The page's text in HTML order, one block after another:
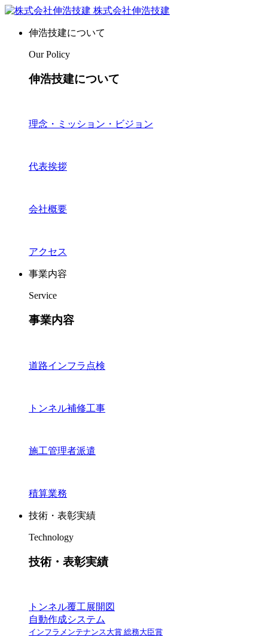
株式会社伸浩技建
伸浩技建について
Our Policy
伸浩技建について
理念・ミッション・ビジョン
代表挨拶
会社概要
アクセス
事業内容
Service
事業内容
道路インフラ点検
トンネル補修工事
施工管理者派遣
積算業務
技術・表彰実績
Technology
技術・表彰実績
トンネル覆工展開図
自動作成システム
インフラメンテナンス大賞 総務大臣賞